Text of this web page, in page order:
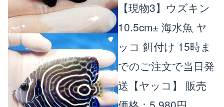
【現物3】ウズキン
10.5cm± 海水魚 ヤ
ッコ 餌付け 15時ま
でのご注文で当日発
送【ヤッコ】
販売